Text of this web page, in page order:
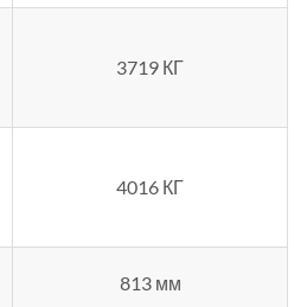
3719 КГ
4016 КГ
813 мм